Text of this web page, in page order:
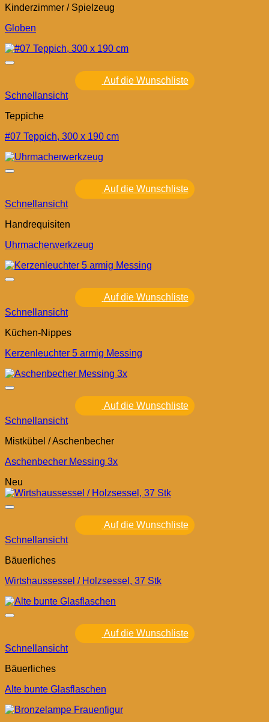
Kinderzimmer / Spielzeug
Globen
Auf die Wunschliste
Schnellansicht
Teppiche
#07 Teppich, 300 x 190 cm
Auf die Wunschliste
Schnellansicht
Handrequisiten
Uhrmacherwerkzeug
Auf die Wunschliste
Schnellansicht
Küchen-Nippes
Kerzenleuchter 5 armig Messing
Auf die Wunschliste
Schnellansicht
Mistkübel / Aschenbecher
Aschenbecher Messing 3x
Neu
Auf die Wunschliste
Schnellansicht
Bäuerliches
Wirtshaussessel / Holzsessel, 37 Stk
Auf die Wunschliste
Schnellansicht
Bäuerliches
Alte bunte Glasflaschen